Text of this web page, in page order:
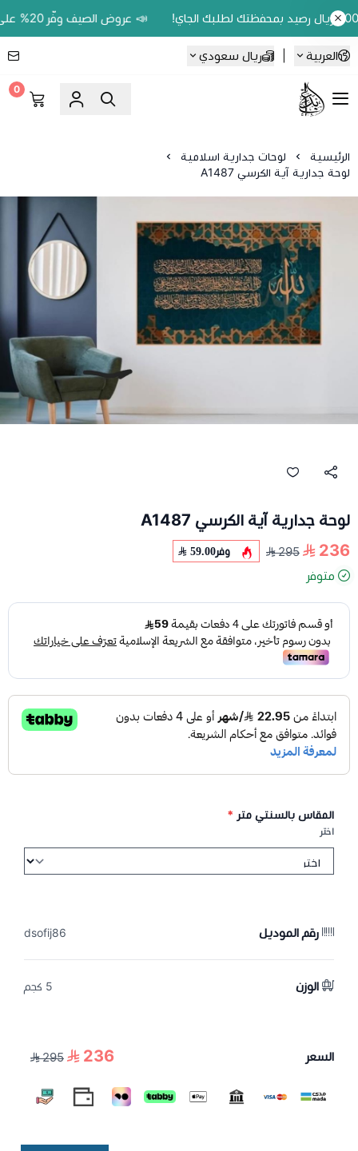
📣 عروض الصيف وفّر 20% على اللوحات الحين.. واكسب 200 ريال رصيد بمحفظتك لطلبك الجاي!
العربية ريال سعودي
Ebbdaa art
0
الرئيسية
لوحات جدارية اسلامية
لوحة جدارية آية الكرسي A1487
لوحة جدارية آية الكرسي A1487
236
295 وفر59.00
متوفر
المقاس بالسنتي متر *
اختر
رقم الموديل dsofij86
الوزن 5 كجم
السعر 236
295